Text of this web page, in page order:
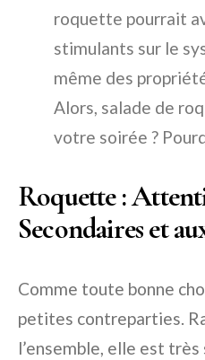
roquette pourrait
stimulants sur le
même des
Alors, salade de
votre soirée ?
Roquette :
Secondaires et
Comme toute bonne
petites contreparties.
l’ensemble, elle est